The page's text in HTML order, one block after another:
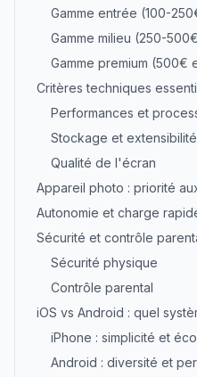
Gamme entrée (100-
Gamme milieu (250-
Gamme premium (500€
Critères techniques
Performances et
Stockage et extensibilité
Qualité de l'écran
Appareil photo : priorité
Autonomie et charge
Sécurité et contrôle
Sécurité physique
Contrôle parental
iOS vs Android : quel
iPhone : simplicité et
Android : diversité et